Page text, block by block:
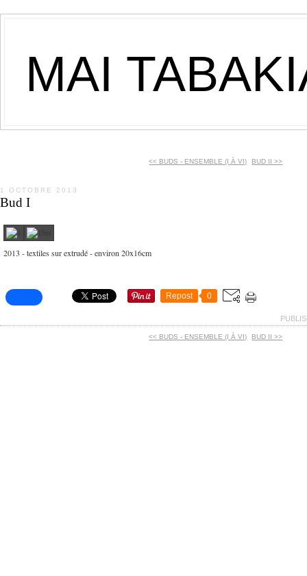
MAI
<< BUDS - ENSEMBLE (I À VI) BUD II >>
1 OCTOBRE 2013
Bud I
2013 - textiles sur extrudé - environ 20x16cm
Repost 0
<< BUDS - ENSEMBLE (I À VI) BUD II >>